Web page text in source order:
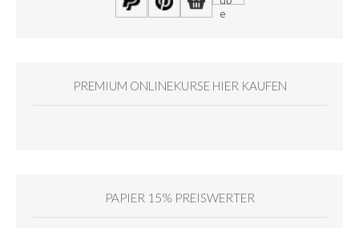
PREMIUM ONLINEKURSE HIER KAUFEN
PAPIER 15% PREISWERTER